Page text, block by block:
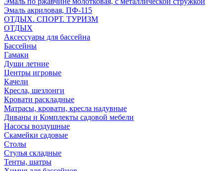
Эмаль акриловая, ПФ-115
ОТДЫХ. СПОРТ. ТУРИЗМ
ОТДЫХ
Аксессуары для бассейна
Бассейны
Гамаки
Души летние
Центры игровые
Качели
Кресла, шезлонги
Кровати раскладные
Матрасы, кровати, кресла надувные
Диваны и Комплекты садовой мебели
Насосы воздушные
Скамейки садовые
Столы
Стулья складные
Тенты, шатры